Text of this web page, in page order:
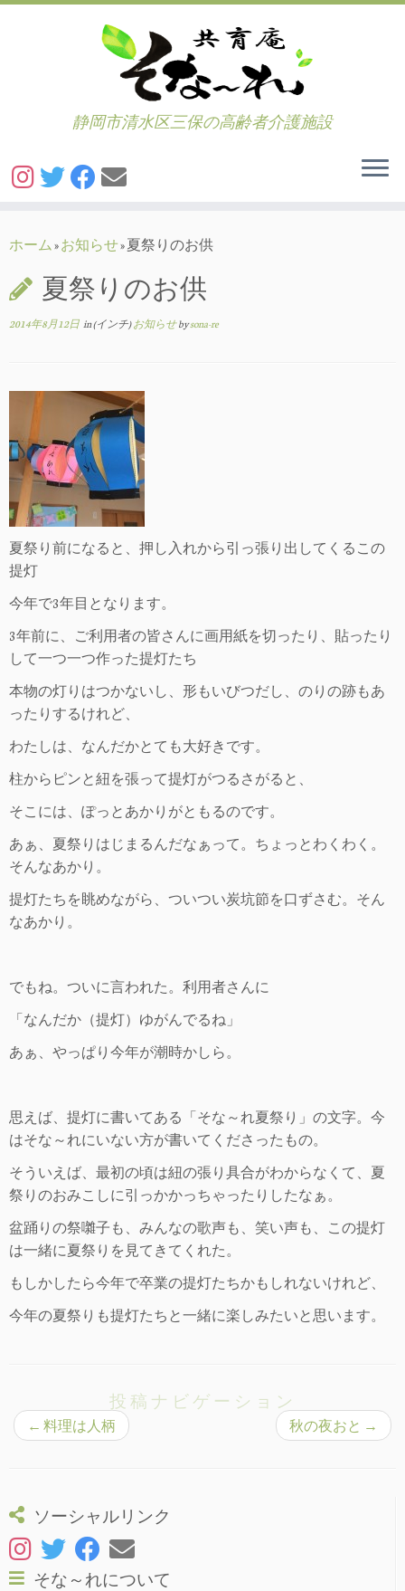
ン
ン
静岡市清水区三保の高齢者介護施設
ホーム»お知らせ»夏祭りのお供
夏祭りのお供
2014年8月12日 in (インチ)お知らせbysona-re
夏祭り前になると、押し入れから引っ張り出してくるこの
提灯
今年で3年目となります。
3年前に、ご利用者の皆さんに画用紙を切ったり、貼ったり
して一つ一つ作った提灯たち
本物の灯りはつかないし、形もいびつだし、のりの跡もあ
ったりするけれど、
わたしは、なんだかとても大好きです。
柱からピンと紐を張って提灯がつるさがると、
そこには、ぽっとあかりがともるのです。
あぁ、夏祭りはじまるんだなぁって。ちょっとわくわく。
そんなあかり。
提灯たちを眺めながら、ついつい炭坑節を口ずさむ。そん
なあかり。
でもね。ついに言われた。利用者さんに
「なんだか（提灯）ゆがんでるね」
あぁ、やっぱり今年が潮時かしら。
思えば、 提灯に書いてある「そな～れ夏祭り」の文字。今
はそな～れにいない方が書いてくださったもの。
そういえば、最初の頃は紐の張り具合がわからなくて、夏
祭りのおみこしに引っかかっちゃったりしたなぁ。
盆踊りの祭囃子も、みんなの歌声も、笑い声も、この提灯
は一緒に夏祭りを見てきてくれた。
もしかしたら今年で卒業の提灯たちかもしれないけれど、
今年の夏祭りも提灯たちと一緒に楽しみたいと思います。
投稿ナビゲーション
← 料理は人柄 秋の夜おと →
ソーシャルリンク
そな～れについて